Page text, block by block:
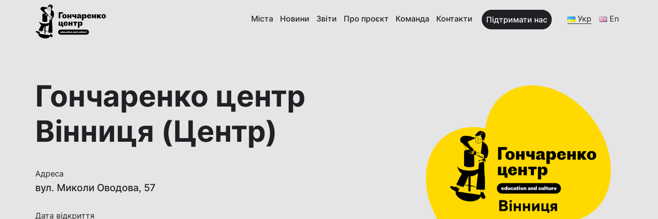
Гончаренко
відкритих
освітньо-
культурних
просторів
Міста Новини Звіти Про проєкт Команда Контакти Підтримати нас Укр En
Гончаренко центр
Вінниця (Центр)
Адреса
вул. Миколи Оводова, 57
Дата відкриття